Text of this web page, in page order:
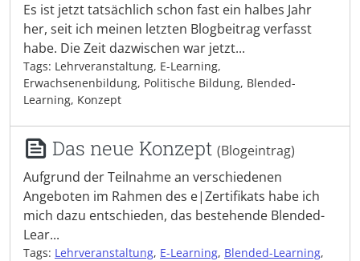
Es ist jetzt tatsächlich schon fast ein halbes Jahr
her, seit ich meinen letzten Blogbeitrag verfasst
habe. Die Zeit dazwischen war jetzt...
Tags: Lehrveranstaltung, E-Learning,
Erwachsenenbildung, Politische Bildung, Blended-
Learning, Konzept
Das neue Konzept (Blogeintrag)
Aufgrund der Teilnahme an verschiedenen
Angeboten im Rahmen des e|Zertifikats habe ich
mich dazu entschieden, das bestehende Blended-
Lear...
Tags: Lehrveranstaltung, E-Learning, Blended-Learning,